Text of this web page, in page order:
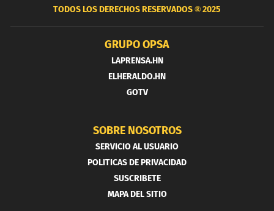
TODOS LOS DERECHOS RESERVADOS ®2025
GRUPO OPSA
LAPRENSA.HN
ELHERALDO.HN
GOTV
SOBRE NOSOTROS
SERVICIO AL USUARIO
POLITICAS DE PRIVACIDAD
SUSCRIBETE
MAPA DEL SITIO